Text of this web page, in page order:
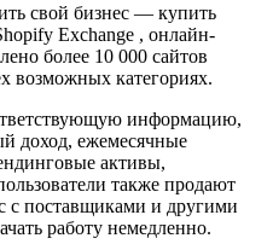
свой бизнес — купить
Exchange , онлайн-
более 10 000 сайтов
возможных категориях.
информацию,
доход, ежемесячные
активы,
также продают
с поставщиками и другими
работу немедленно.